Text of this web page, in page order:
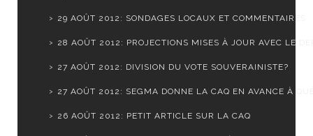
29 AOÛT 2012: SONDAGES LOCAUX ET COMMENTAIRES
28 AOÛT 2012: PROJECTIONS MISES À JOUR AVEC LE
27 AOÛT 2012: DIVISION DU VOTE SOUVERAINISTE?
27 AOÛT 2012: SEGMA DONNE LA CAQ EN AVANCE À
26 AOÛT 2012: PETIT ARTICLE SUR LA CAQ